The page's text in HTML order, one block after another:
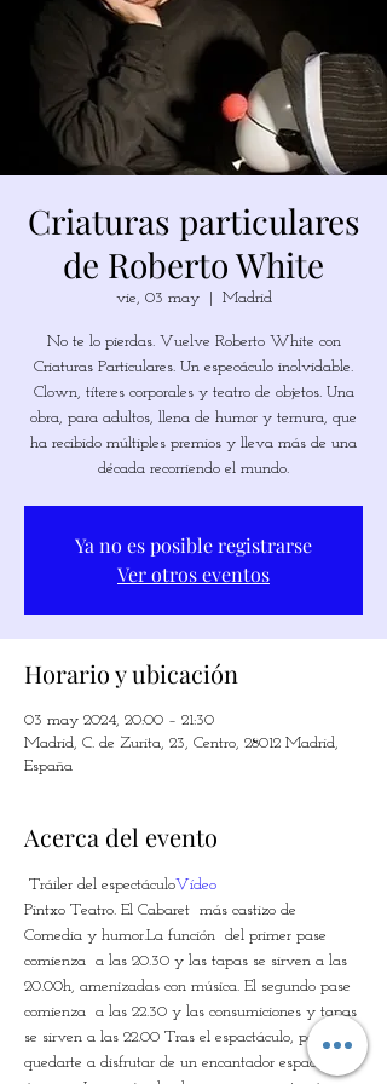
Criaturas particulares
de Roberto White
vie, 03 may
  |
Madrid
No te lo pierdas. Vuelve Roberto White con
Criaturas Particulares. Un especáculo inolvidable.
Clown, títeres corporales y teatro de objetos. Una
obra, para adultos, llena de humor y ternura, que
ha recibido múltiples premios y lleva más de una
década recorriendo el mundo.
Ya no es posible registrarse
Ver otros eventos
Horario y ubicación
03 may 2024, 20:00 – 21:30
Madrid, C. de Zurita, 23, Centro, 28012 Madrid,
España
Acerca del evento
Tráiler del espectáculoVídeo
Pintxo Teatro. El Cabaret  más castizo de
Comedia y humor.La función  del primer pase
comienza  a las 20.30 y las tapas se sirven a las
20.00h, amenizadas con música. El segundo pase
comienza  a las 22.30 y las consumiciones y tapas
se sirven a las 22.00 Tras el espactáculo, podrás
quedarte a disfrutar de un encantador espacio